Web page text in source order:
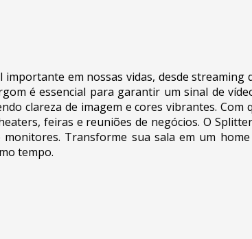
em nossas vidas, desde streaming
é essencial para garantir um sinal de
clareza de imagem e cores vibrantes. Com
feiras e reuniões de negócios. O
Transforme sua sala em um
tempo.